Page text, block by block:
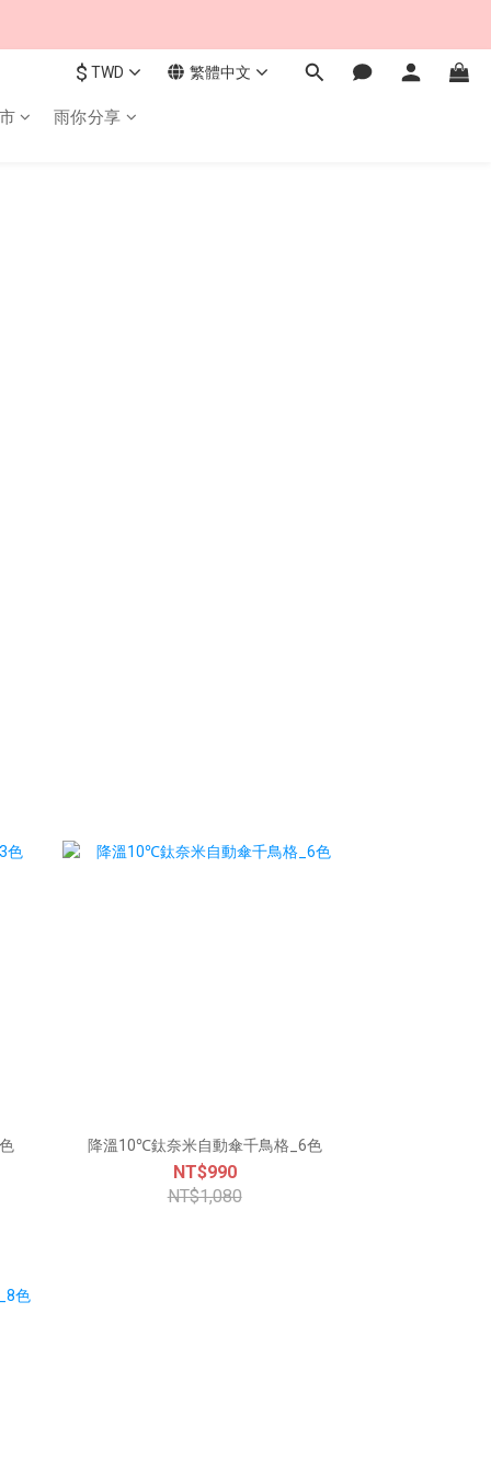
$ TWD 繁體中文
雨你分享
降溫10℃鈦奈米自動傘千鳥格_6色
NT$990
NT$1,080